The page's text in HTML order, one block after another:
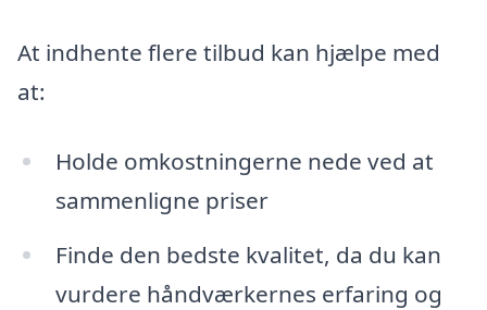
At indhente flere tilbud kan hjælpe med
at:
Holde omkostningerne nede ved at
sammenligne priser
Finde den bedste kvalitet, da du kan
vurdere håndværkernes erfaring og